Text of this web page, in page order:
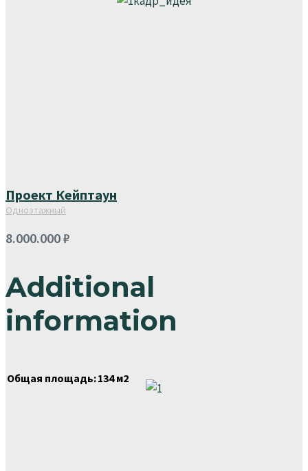
Проект Кейптаун
Одноэтажный
8.000.000₽
Additional
information
Общая площадь:134 м2